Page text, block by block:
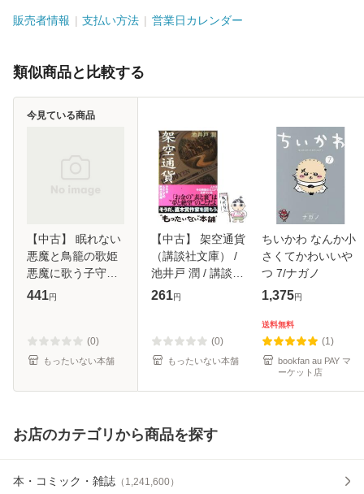
販売者情報 支払い方法 営業日カレンダー
類似商品と比較する
【中古】 眠れない
悪魔と鳥籠の歌姫
悪魔に歌う子守唄
（一迅社文庫アイ
【メール便送料無
料】
441円
(0)
もったいない本舗
今見ている商品
【中古】 架空通貨
（講談社文庫） /
池井戸 潤 / 講談社
[文庫]【メール便送
261円
(0)
もったいない本舗
ちいかわ なんか小
さくてかわいいや
つ 7/ナガノ
1,375円
送料無料
(1)
bookfan au PAY マ
ーケット店
お店のカテゴリから商品を探す
本・コミック・雑誌 （ 1,241,600）